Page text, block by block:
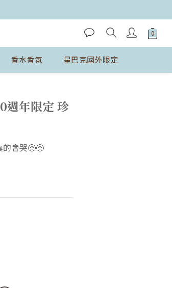
香水香氛 星巴克國外限定
年限定 珍
會哭🥺🥺